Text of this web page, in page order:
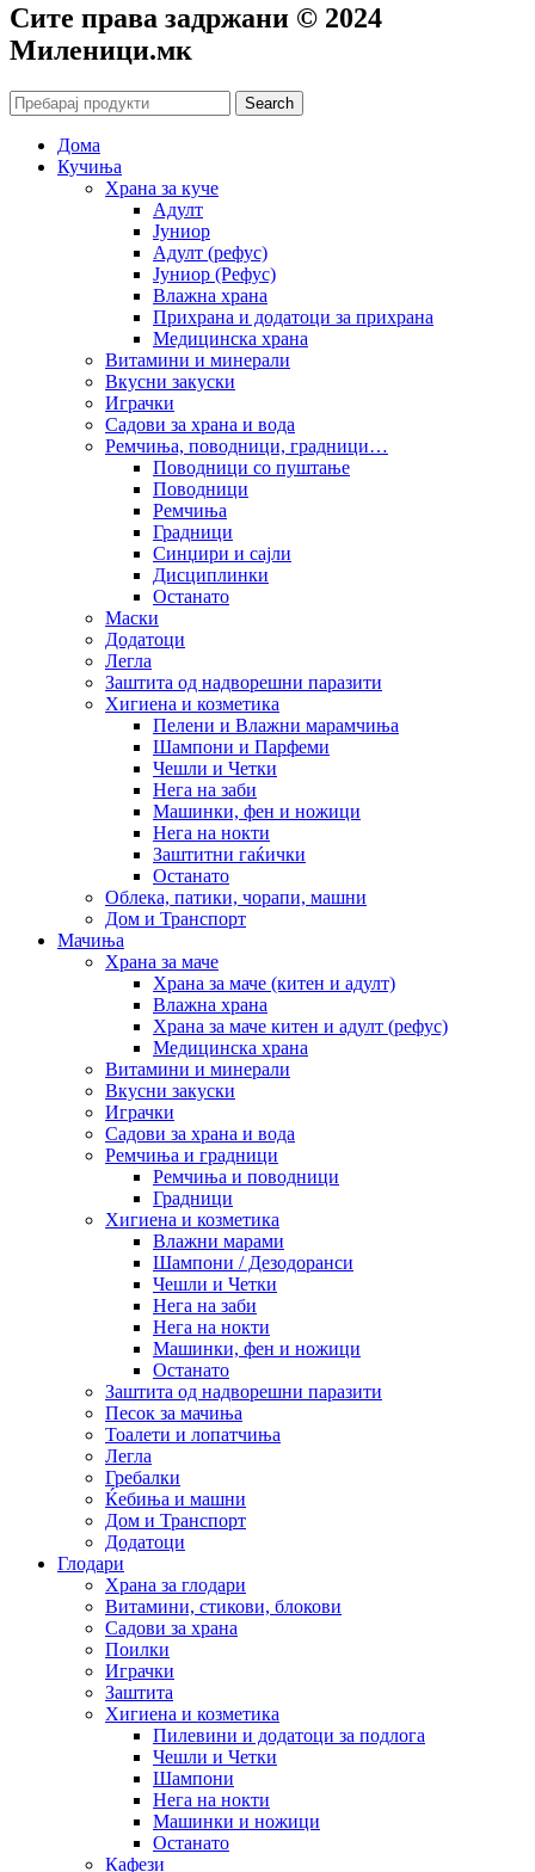
Сите права задржани © 2024
Mиленици.мк
Search
Дома
Кучиња
Храна за куче
Адулт
Јуниор
Адулт (рефус)
Јуниор (Рефус)
Влажна храна
Прихрана и додатоци за прихрана
Медицинска храна
Витамини и минерали
Вкусни закуски
Играчки
Садови за храна и вода
Ремчиња, поводници, градници…
Поводници со пуштање
Поводници
Ремчиња
Градници
Синџири и сајли
Дисциплинки
Останато
Маски
Додатоци
Легла
Заштита од надворешни паразити
Хигиена и козметика
Пелени и Влажни марамчиња
Шампони и Парфеми
Чешли и Четки
Нега на заби
Машинки, фен и ножици
Нега на нокти
Заштитни гаќички
Останато
Облека, патики, чорапи, машни
Дом и Транспорт
Мачиња
Храна за маче
Храна за маче (китен и адулт)
Влажна храна
Храна за маче китен и адулт (рефус)
Медицинска храна
Витамини и минерали
Вкусни закуски
Играчки
Садови за храна и вода
Ремчиња и градници
Ремчиња и поводници
Градници
Хигиена и козметика
Влажни марами
Шампони / Дезодоранси
Чешли и Четки
Нега на заби
Нега на нокти
Машинки, фен и ножици
Останато
Заштита од надворешни паразити
Песок за мачиња
Тоалети и лопатчиња
Легла
Гребалки
Ќебиња и машни
Дом и Транспорт
Додатоци
Глодари
Храна за глодари
Витамини, стикови, блокови
Садови за храна
Поилки
Играчки
Заштита
Хигиена и козметика
Пилевини и додатоци за подлога
Чешли и Четки
Шампони
Нега на нокти
Машинки и ножици
Останато
Кафези